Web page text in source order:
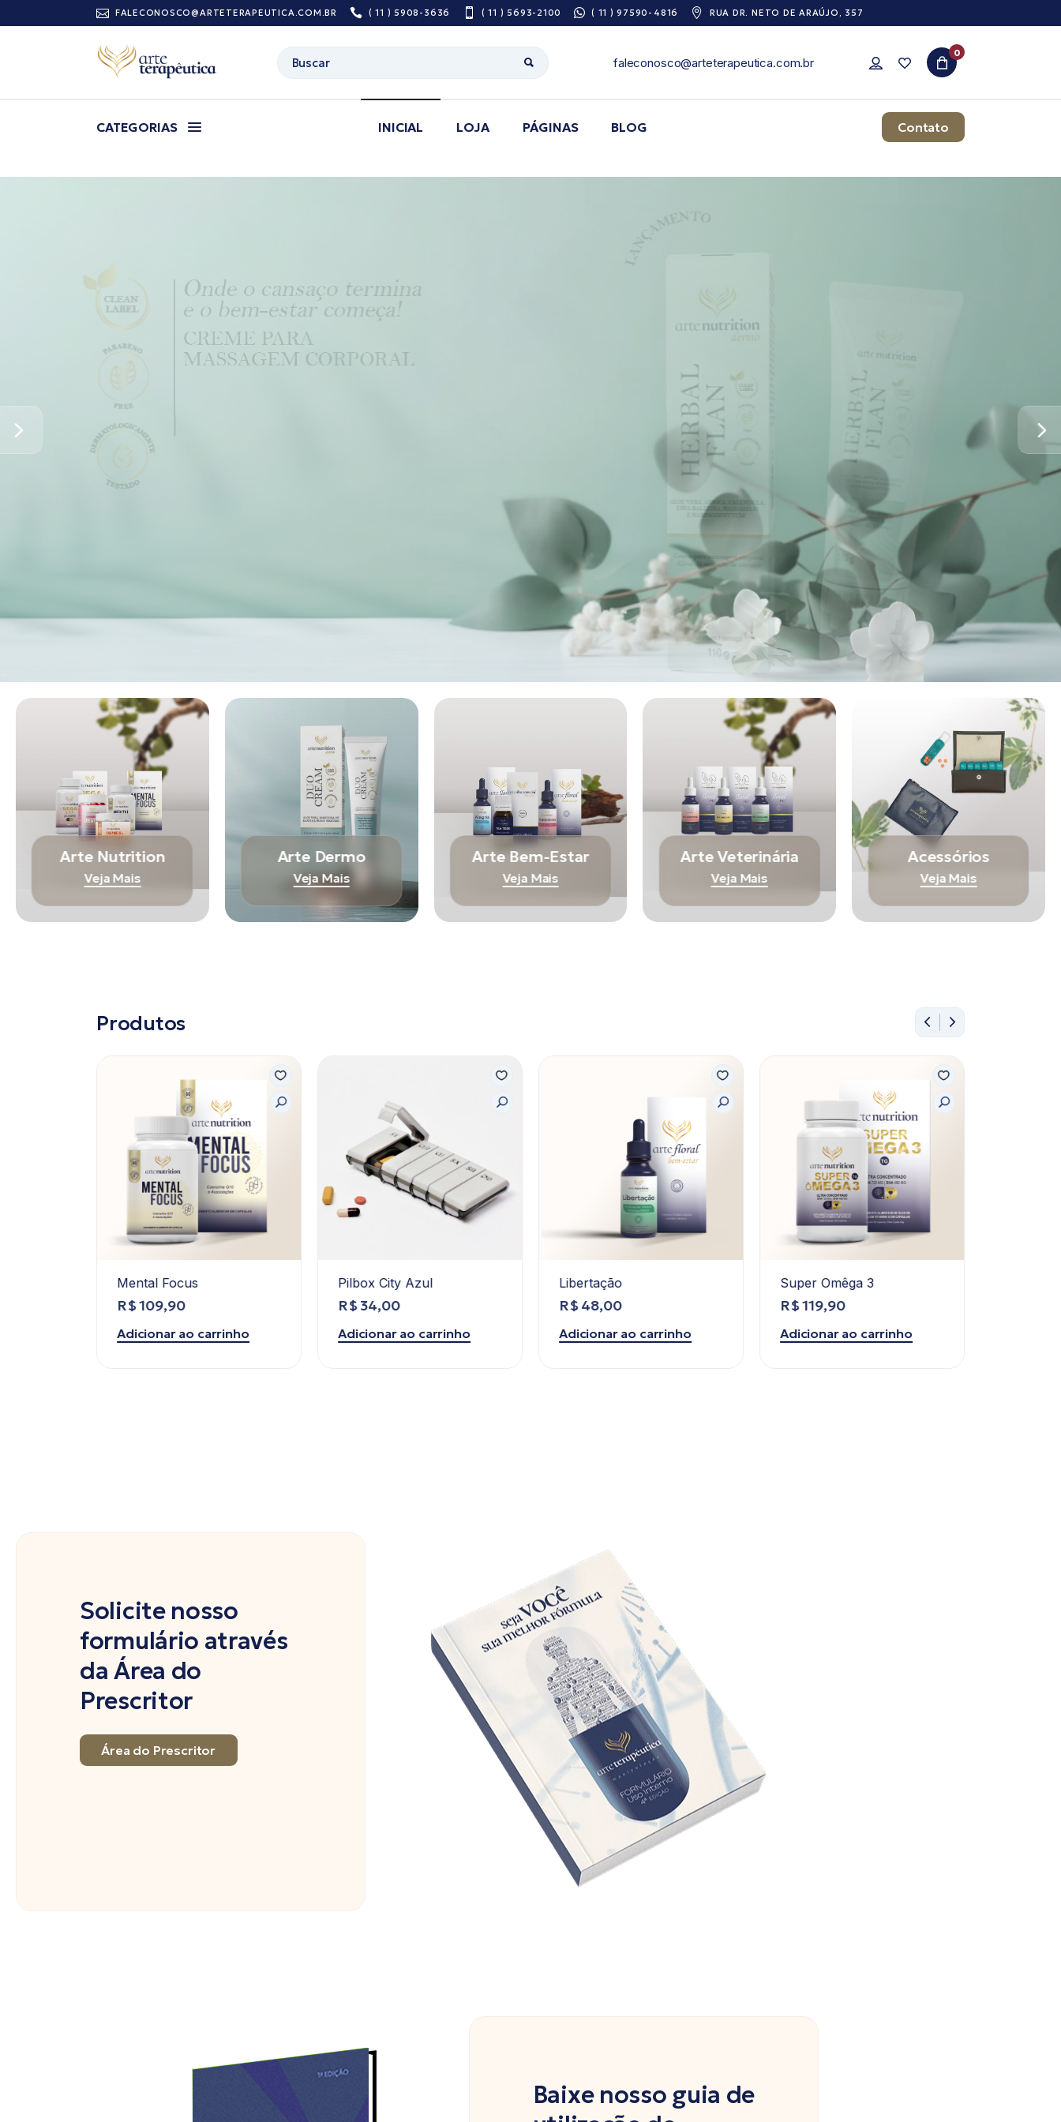
FALECONOSCO@ARTETERAPEUTICA.COM.BR ( 11 ) 5908-3636 ( 11 ) 5693-2100 ( 11 ) 97590-4816 RUA DR. NETO DE ARAÚJO, 357
faleconosco@arteterapeutica.com.br
0
CATEGORIAS INICIAL LOJA PÁGINAS BLOG Contato
Arte Nutrition
Veja Mais
Arte Dermo
Veja Mais
Arte Bem-Estar
Veja Mais
Arte Veterinária
Veja Mais
Acessórios
Veja Mais
Produtos
Mental Focus
R$109,90
Adicionar ao carrinho
Pilbox City Azul
R$34,00
Adicionar ao carrinho
Libertação
R$48,00
Adicionar ao carrinho
Super Omêga 3
R$119,90
Adicionar ao carrinho
Solicite nosso
formulário através
da Área do
Prescritor
Área do Prescritor
Baixe nosso guia de